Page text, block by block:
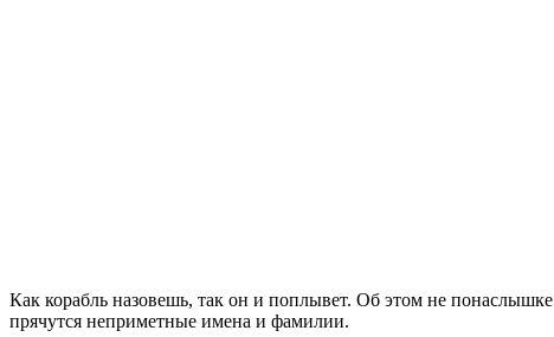
Как корабль назовешь, так он и поплывет. Об этом не
прячутся неприметные имена и фамилии.